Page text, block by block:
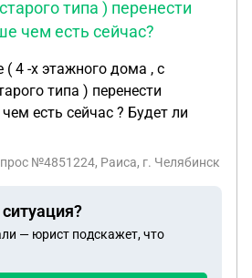
типа ) перенести
чем есть сейчас?
4 -х этажного дома , с
типа ) перенести
есть сейчас ? Будет ли
№4851224, Раиса, г. Челябинск
— юрист подскажет, что